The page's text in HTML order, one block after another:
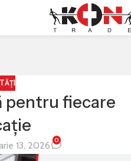
pentru fiecare
13, 2026 0